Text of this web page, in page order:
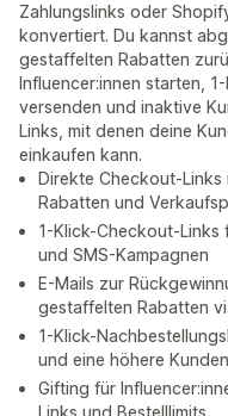
Zahlungslinks oder
konvertiert. Du kannst
gestaffelten Rabatten
Influencer:innen starten,
versenden und inaktive
Links, mit denen deine
einkaufen kann.
Direkte Checkout-
Rabatten und
1-Klick-Checkout-Links
und SMS-Kampagnen
E-Mails zur
gestaffelten Rabatten
1-Klick-
und eine höhere
Gifting für